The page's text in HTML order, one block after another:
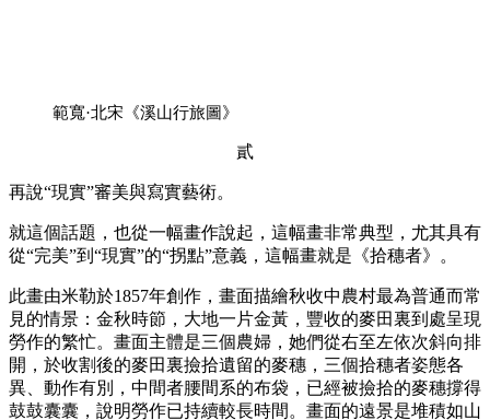
範寬·北宋《溪山行旅圖》
貳
再說“現實”審美與寫實藝術。
就這個話題，也從一幅畫作說起，這幅畫非常典型，尤其具有
從“完美”到“現實”的“拐點”意義，這幅畫就是《拾穗者》。
此畫由米勒於1857年創作，畫面描繪秋收中農村最為普通而常
見的情景：金秋時節，大地一片金黃，豐收的麥田裏到處呈現
勞作的繁忙。畫面主體是三個農婦，她們從右至左依次斜向排
開，於收割後的麥田裏撿拾遺留的麥穗，三個拾穗者姿態各
異、動作有別，中間者腰間系的布袋，已經被撿拾的麥穗撐得
鼓鼓囊囊，說明勞作已持續較長時間。畫面的遠景是堆積如山